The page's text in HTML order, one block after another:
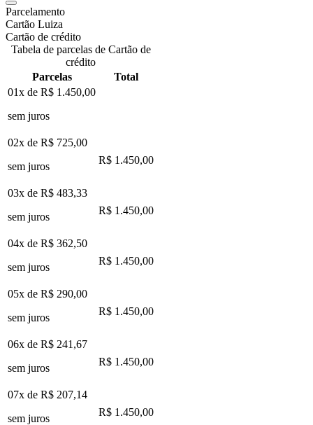
Parcelamento
Cartão Luiza
Cartão de crédito
Tabela de parcelas de Cartão de
crédito
Parcelas
Total
01x de R$ 1.450,00
sem juros
02x de R$ 725,00
sem juros
R$ 1.450,00
03x de R$ 483,33
sem juros
R$ 1.450,00
04x de R$ 362,50
sem juros
R$ 1.450,00
05x de R$ 290,00
sem juros
R$ 1.450,00
06x de R$ 241,67
sem juros
R$ 1.450,00
07x de R$ 207,14
sem juros
R$ 1.450,00